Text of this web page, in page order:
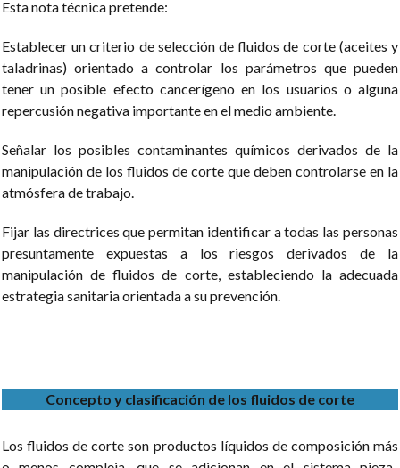
Esta nota técnica pretende:
Establecer un criterio de selección de fluidos de corte (aceites y
taladrinas) orientado a controlar los parámetros que pueden
tener un posible efecto cancerígeno en los usuarios o alguna
repercusión negativa importante en el medio ambiente.
Señalar los posibles contaminantes químicos derivados de la
manipulación de los fluidos de corte que deben controlarse en la
atmósfera de trabajo.
Fijar las directrices que permitan identificar a todas las personas
presuntamente expuestas a los riesgos derivados de la
manipulación de fluidos de corte, estableciendo la adecuada
estrategia sanitaria orientada a su prevención.
Concepto y clasificación de los fluidos de corte
Los fluidos de corte son productos líquidos de composición más